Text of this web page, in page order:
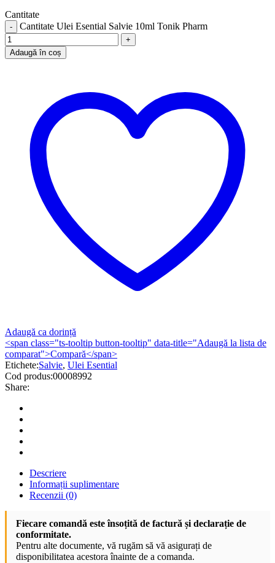
Cantitate
Cantitate Ulei Esential Salvie 10ml Tonik Pharm
Adaugă în coș
Adaugă ca dorință
<span class="ts-tooltip button-tooltip" data-title="Adaugă la lista de
comparat">Compară</span>
Etichete:Salvie, Ulei Esential
Cod produs:00008992
Share:
Descriere
Informații suplimentare
Recenzii (0)
Fiecare comandă este însoțită de factură și declarație de
conformitate.
Pentru alte documente, vă rugăm să vă asigurați de
disponibilitatea acestora înainte de a comanda.